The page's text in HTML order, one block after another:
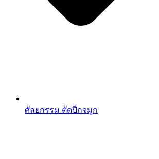
ศัลยกรรม ตัดปีกจมูก